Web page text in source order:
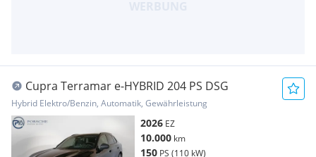
Cupra Terramar e-HYBRID 204 PS DSG
Hybrid Elektro/Benzin, Automatik, Gewährleistung
2026 EZ
10.000 km
150 PS (110 kW)